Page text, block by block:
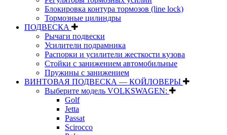
Блокировка контура тормозов (line lock)
Тормозные цилиндры
ПОДВЕСКА
Рычаги подвески
Усилители подрамника
Распорки и усилители жесткости кузова
Стойки с занижением автомобильные
Пружины с занижением
ВИНТОВАЯ ПОДВЕСКА — КОЙЛОВЕРЫ
Выберите модель VOLKSWAGEN:
Golf
Jetta
Passat
Scirocco